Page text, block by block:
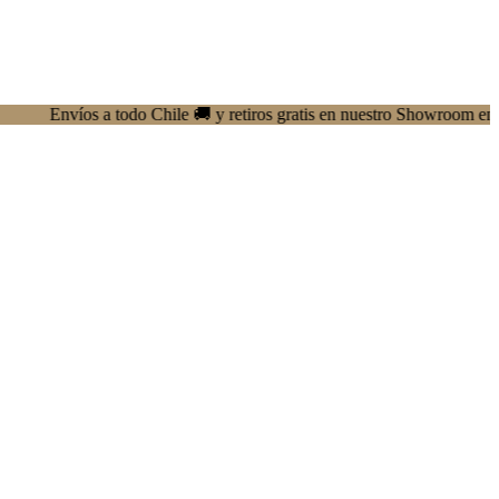
a todo Chile 🚚 y retiros gratis en nuestro Showroom en